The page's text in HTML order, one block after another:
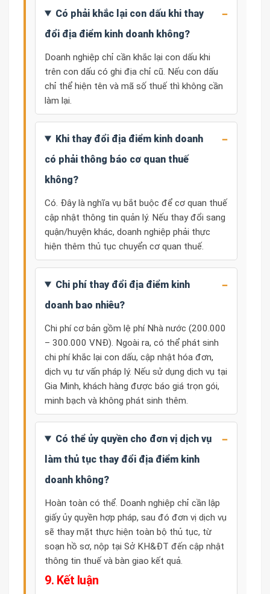
Có phải khắc lại con dấu khi thay
đổi địa điểm kinh doanh không?
Doanh nghiệp chỉ cần khắc lại con dấu khi
trên con dấu có ghi địa chỉ cũ. Nếu con dấu
chỉ thể hiện tên và mã số thuế thì không cần
làm lại.
Khi thay đổi địa điểm kinh doanh
có phải thông báo cơ quan thuế
không?
Có. Đây là nghĩa vụ bắt buộc để cơ quan thuế
cập nhật thông tin quản lý. Nếu thay đổi sang
quận/huyện khác, doanh nghiệp phải thực
hiện thêm thủ tục chuyển cơ quan thuế.
Chi phí thay đổi địa điểm kinh
doanh bao nhiêu?
Chi phí cơ bản gồm lệ phí Nhà nước (200.000
– 300.000 VNĐ). Ngoài ra, có thể phát sinh
chi phí khắc lại con dấu, cập nhật hóa đơn,
dịch vụ tư vấn pháp lý. Nếu sử dụng dịch vụ tại
Gia Minh, khách hàng được báo giá trọn gói,
minh bạch và không phát sinh thêm.
Có thể ủy quyền cho đơn vị dịch vụ
làm thủ tục thay đổi địa điểm kinh
doanh không?
Hoàn toàn có thể. Doanh nghiệp chỉ cần lập
giấy ủy quyền hợp pháp, sau đó đơn vị dịch vụ
sẽ thay mặt thực hiện toàn bộ thủ tục, từ
soạn hồ sơ, nộp tại Sở KH&ĐT đến cập nhật
thông tin thuế và bàn giao kết quả.
9. Kết luận